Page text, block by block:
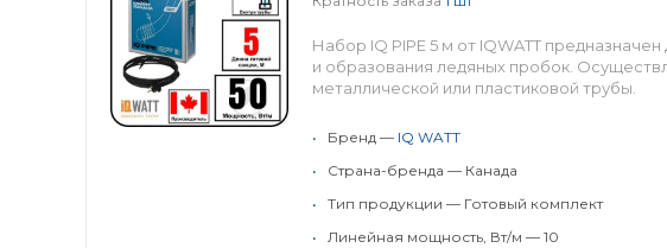
Набор IQ PIPE 5 м от IQWATT
и образования ледяных пробок.
металлической или пластиковой трубы.
• Бренд — IQ WATT
•
Страна-бренда — Канада
•
Тип продукции — Готовый комплект
•
Линейная мощность, Вт/м — 10